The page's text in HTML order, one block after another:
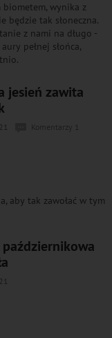
wynika z
będzie tak słoneczna.
z nami na długo -
pełnej słońca,
jesień zawita
aby tak zawołać w tym
październikowa